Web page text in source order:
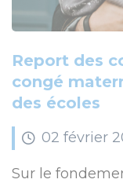
Report des
congé
des écoles
02 février
Sur le